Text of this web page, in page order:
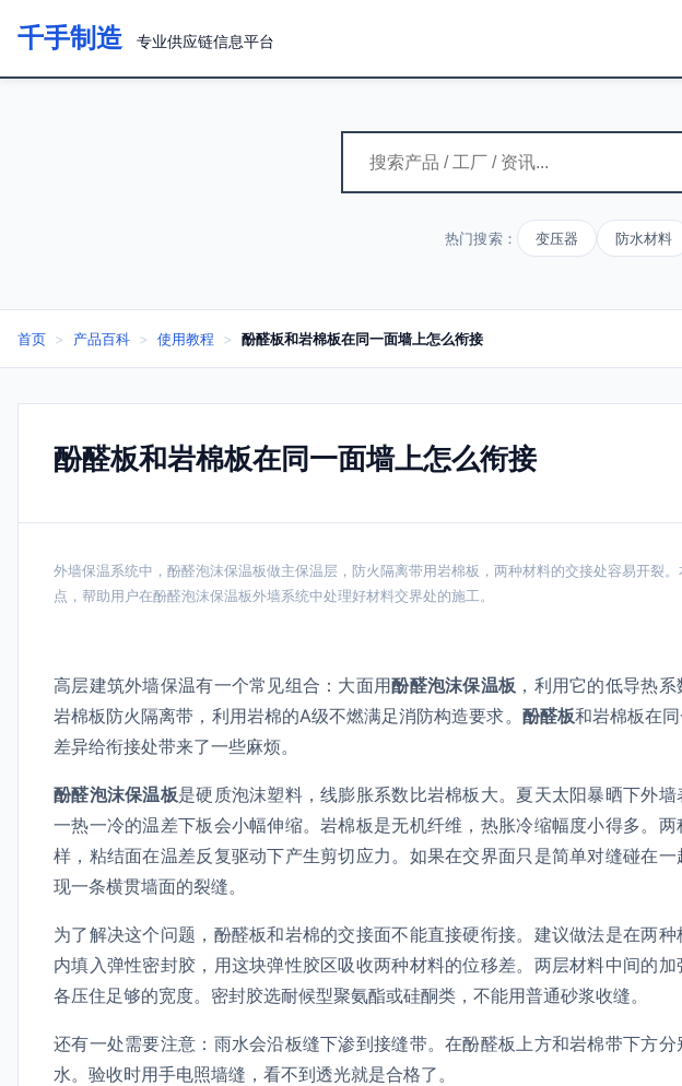
千手制造 专业供应链信息平台
热门搜索： 变压器 防水材料
首页 > 产品百科 > 使用教程 > 酚醛板和岩棉板在同一面墙上怎么衔接
酚醛板和岩棉板在同一面墙上怎么衔接
外墙保温系统中，酚醛泡沫保温板做主保温层，防火隔离带用岩棉板，两种材料的交接处容易开裂
点，帮助用户在酚醛泡沫保温板外墙系统中处理好材料交界处的施工。
高层建筑外墙保温有一个常见组合：大面用酚醛泡沫保温板 ，利用它的低导热
岩棉板防火隔离带，利用岩棉的A级不燃满足消防构造要求。 酚醛板和岩棉板在
差异给衔接处带来了一些麻烦。
酚醛泡沫保温板是硬质泡沫塑料，线膨胀系数比岩棉板大。夏天太阳暴晒下外墙
一热一冷的温差下板会小幅伸缩。岩棉板是无机纤维，热胀冷缩幅度小得多。
样，粘结面在温差反复驱动下产生剪切应力。如果在交界面只是简单对缝碰在
现一条横贯墙面的裂缝。
为了解决这个问题，酚醛板和岩棉的交接面不能直接硬衔接。建议做法是在两
内填入弹性密封胶，用这块弹性胶区吸收两种材料的位移差。两层材料中间的
各压住足够的宽度。密封胶选耐候型聚氨酯或硅酮类，不能用普通砂浆收缝。
还有一处需要注意：雨水会沿板缝下渗到接缝带。在酚醛板上方和岩棉带下方
水。验收时用手电照墙缝，看不到透光就是合格了。